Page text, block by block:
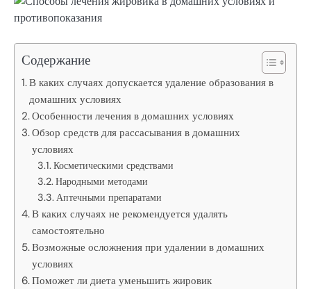
Содержание
В каких случаях допускается удаление образования в
домашних условиях
Особенности лечения в домашних условиях
Обзор средств для рассасывания в домашних
условиях
Косметическими средствами
Народными методами
Аптечными препаратами
В каких случаях не рекомендуется удалять
самостоятельно
Возможные осложнения при удалении в домашних
условиях
Поможет ли диета уменьшить жировик